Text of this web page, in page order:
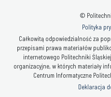
©
Polityka
Całkowitą odpowiedzialność za
przepisami prawa materiałów
internetowego Politechniki
organizacyjne, w których materiały
Centrum Informatyczne
Deklaracja